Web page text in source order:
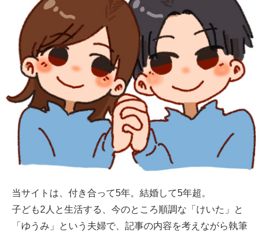
当サイトは、付き合って5年。結婚して5年超。
子ども2人と生活する、今のところ順調な「けいた」と
「ゆうみ」という夫婦で、記事の内容を考えながら執筆